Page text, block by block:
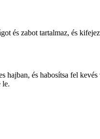
és zabot tartalmaz, és
hajban, és habosítsa fel kevés
le.